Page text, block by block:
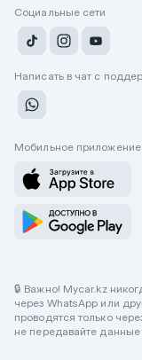
Социальные сети
Написать в чат с
Мобильное приложение
🔒 Важно! Mycar.kz
через WhatsApp или
проводятся только
не передавайте